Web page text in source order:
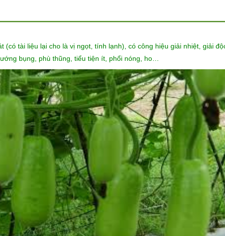
(có tài liệu lại cho là vị ngọt, tính lạnh), có công hiệu giải nhiệt, giải
bụng, phù thũng, tiểu tiện ít, phổi nóng, ho…